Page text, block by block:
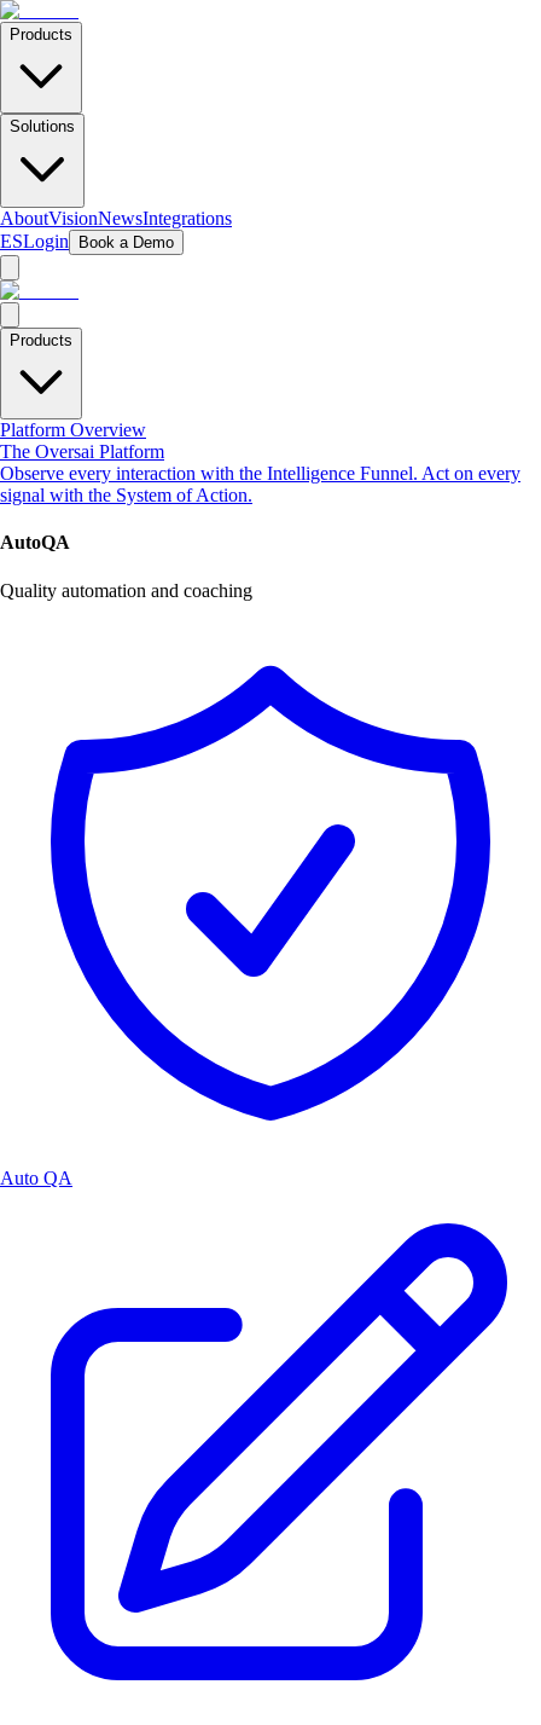
Products
Solutions
AboutVisionNewsIntegrations
ESLogin Book a Demo
Products
Platform Overview
The Oversai Platform
Observe every interaction with the Intelligence Funnel. Act on every
signal with the System of Action.
AutoQA
Quality automation and coaching
Auto QA